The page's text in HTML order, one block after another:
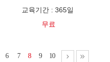
교육기간 : 365일
무료
6 7 8 9 10